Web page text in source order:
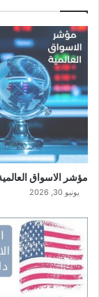
مؤشر الاسواق
يونيو 30, 2026